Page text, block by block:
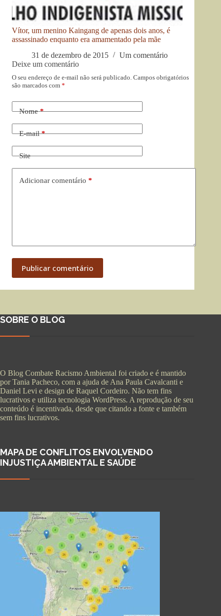
Vítor, um menino Kaingang de apenas dois anos, é
assassinado enquanto era amamentado pela mãe
31 de dezembro de 2015
Um comentário
Deixe um comentário
O seu endereço de e-mail não será publicado. Campos obrigatórios
são marcados com *
Nome*
E-mail*
Site
Adicionar comentário *
Publicar comentário
SOBRE O BLOG
O Blog Combate Racismo Ambiental foi criado e é mantido
por Tania Pacheco, com a ajuda de Ana Paula Cavalcanti e
Daniel Levi e design de Raquel Cordeiro. Não tem fins
lucrativos e utiliza tecnologia WordPress. A reprodução de seu
conteúdo é incentivada, desde que citando a fonte e também
sem fins lucrativos.
MAPA DE CONFLITOS ENVOLVENDO
INJUSTIÇA AMBIENTAL E SAÚDE